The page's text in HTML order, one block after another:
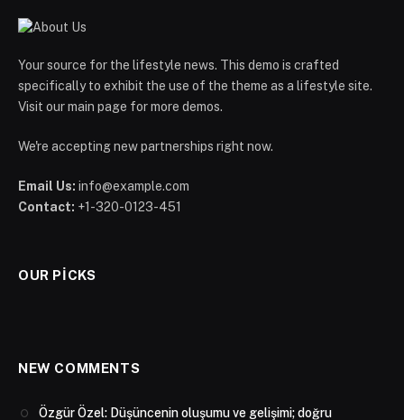
Your source for the lifestyle news. This demo is crafted
specifically to exhibit the use of the theme as a lifestyle site.
Visit our main page for more demos.
We're accepting new partnerships right now.
Email Us: info@example.com
Contact: +1-320-0123-451
OUR PICKS
NEW COMMENTS
Özgür Özel: Düşüncenin oluşumu ve gelişimi; doğru